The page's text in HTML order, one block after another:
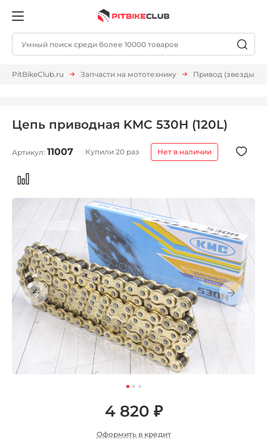
PitBikeClub.ru Запчасти на мототехнику Привод (звезды,
Цепь приводная KMC 530H (120L)
Артикул: 11007 Купили 20 раз Нет в наличии
4 820 ₽
Оформить в кредит